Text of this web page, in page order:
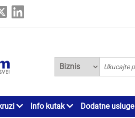
Info kutak Dodatne usluge